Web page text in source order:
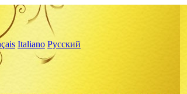
Italiano Русский